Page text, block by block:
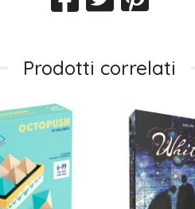
Prodotti correlati